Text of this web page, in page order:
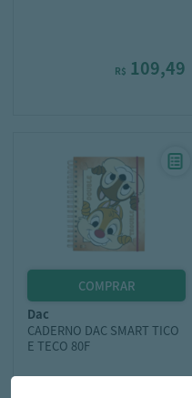
R$ 109,49
dac
CADERNO DAC SMART TICO
E TECO 80F